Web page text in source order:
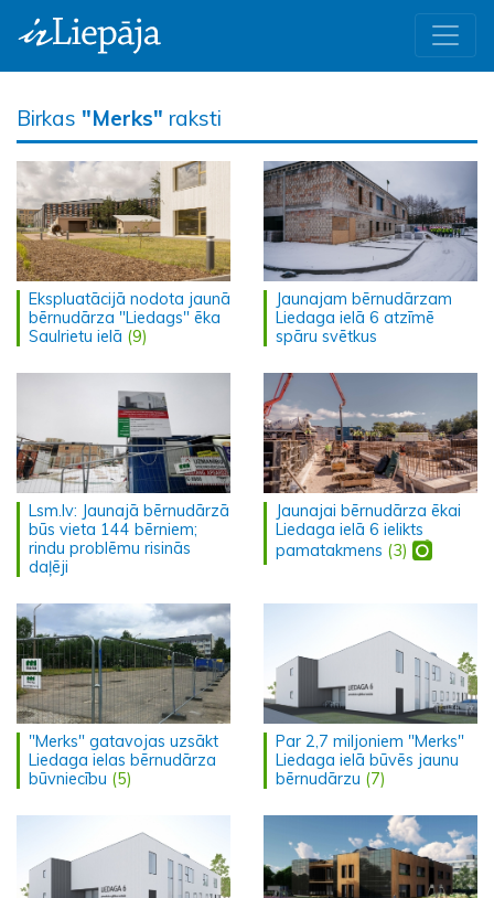
Birkas "Merks" raksti
Ekspluatācijā nodota jaunā
bērnudārza "Liedags" ēka
Saulrietu ielā (9)
Jaunajam bērnudārzam
Liedaga ielā 6 atzīmē
spāru svētkus
Lsm.lv: Jaunajā bērnudārzā
būs vieta 144 bērniem;
rindu problēmu risinās
daļēji
Jaunajai bērnudārza ēkai
Liedaga ielā 6 ielikts
pamatakmens (3)
"Merks" gatavojas uzsākt
Liedaga ielas bērnudārza
būvniecību (5)
Par 2,7 miljoniem "Merks"
Liedaga ielā būvēs jaunu
bērnudārzu (7)